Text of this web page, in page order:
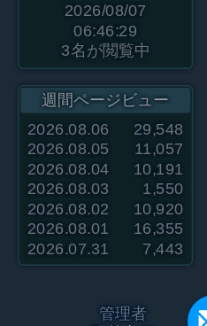
2026/08/07
06:46:29
3名が閲覧中
週間ページビュー
2026.08.06
29,548
2026.08.05
11,057
2026.08.04
10,191
2026.08.03
1,550
2026.08.02
10,920
2026.08.01
16,355
2026.07.31
7,443
管理者